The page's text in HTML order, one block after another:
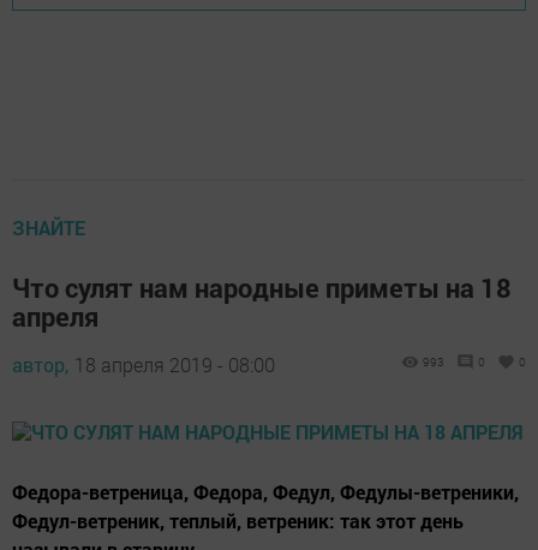
ЗНАЙТЕ
Что сулят нам народные приметы на 18
апреля
автор, 18 апреля 2019 - 08:00 993 0 0
Федора-ветреница, Федора, Федул, Федулы-ветреники,
Федул-ветреник, теплый, ветреник: так этот день